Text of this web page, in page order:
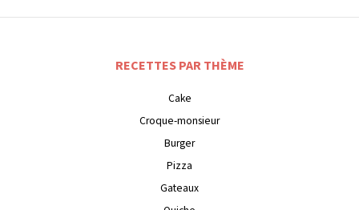
RECETTES PAR THÈME
Cake
Croque-monsieur
Burger
Pizza
Gateaux